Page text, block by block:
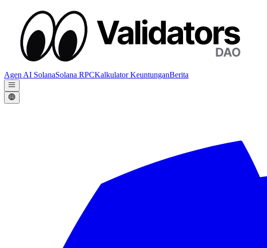
Agen AI SolanaSolana RPCKalkulator KeuntunganBerita